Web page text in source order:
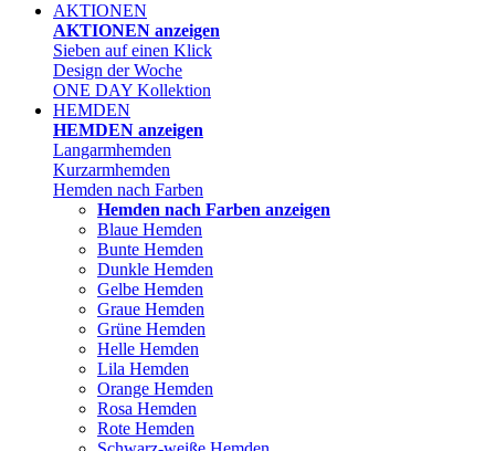
AKTIONEN
AKTIONEN anzeigen
Sieben auf einen Klick
Design der Woche
ONE DAY Kollektion
HEMDEN
HEMDEN anzeigen
Langarmhemden
Kurzarmhemden
Hemden nach Farben
Hemden nach Farben anzeigen
Blaue Hemden
Bunte Hemden
Dunkle Hemden
Gelbe Hemden
Graue Hemden
Grüne Hemden
Helle Hemden
Lila Hemden
Orange Hemden
Rosa Hemden
Rote Hemden